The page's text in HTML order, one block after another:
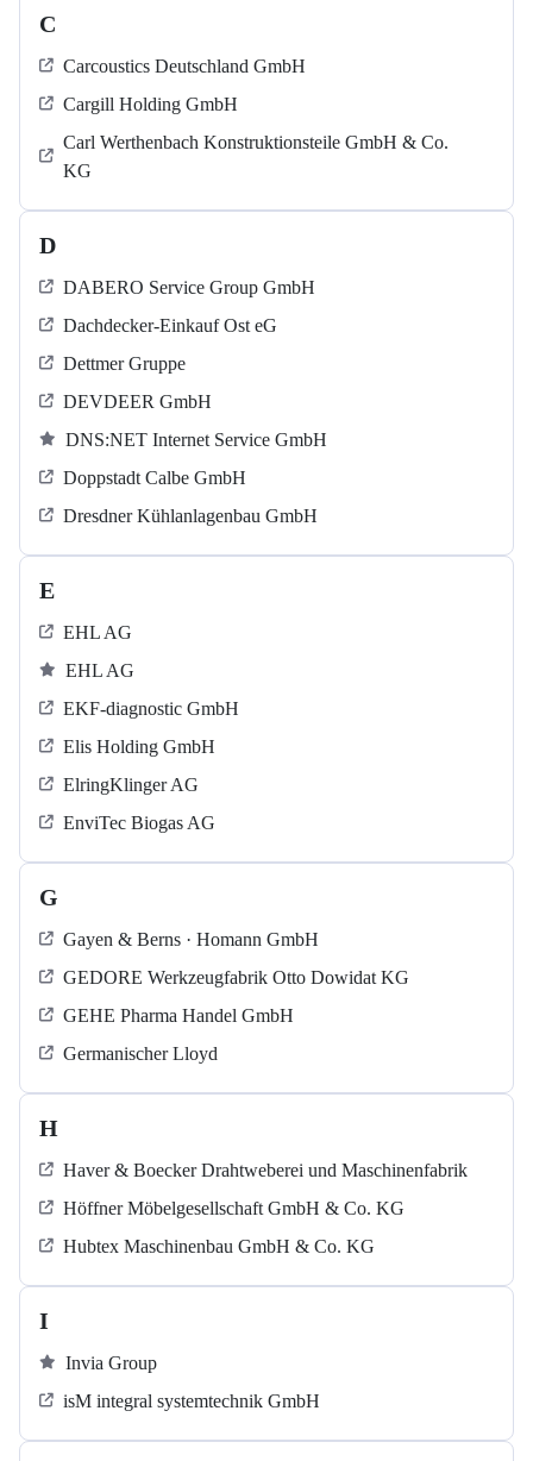
C
Carcoustics Deutschland GmbH
Cargill Holding GmbH
Carl Werthenbach Konstruktionsteile GmbH & Co.
KG
D
DABERO Service Group GmbH
Dachdecker-Einkauf Ost eG
Dettmer Gruppe
DEVDEER GmbH
DNS:NET Internet Service GmbH
Doppstadt Calbe GmbH
Dresdner Kühlanlagenbau GmbH
E
EHL AG
EHL AG
EKF-diagnostic GmbH
Elis Holding GmbH
ElringKlinger AG
EnviTec Biogas AG
G
Gayen & Berns · Homann GmbH
GEDORE Werkzeugfabrik Otto Dowidat KG
GEHE Pharma Handel GmbH
Germanischer Lloyd
H
Haver & Boecker Drahtweberei und Maschinenfabrik
Höffner Möbelgesellschaft GmbH & Co. KG
Hubtex Maschinenbau GmbH & Co. KG
I
Invia Group
isM integral systemtechnik GmbH